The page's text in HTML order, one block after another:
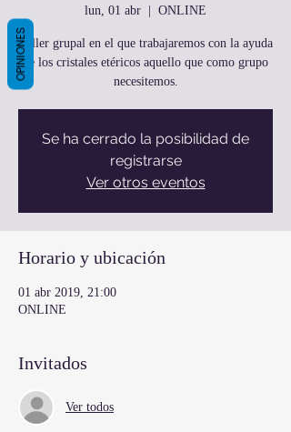
lun, 01 abr
  |
ONLINE
Taller grupal en el que trabajaremos con la ayuda
de los cristales etéricos aquello que como grupo
necesitemos.
Se ha cerrado la posibilidad de
registrarse
Ver otros eventos
Horario y ubicación
01 abr 2019, 21:00
ONLINE
Invitados
Ver todos
OPINIONES